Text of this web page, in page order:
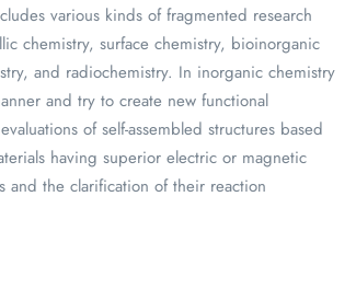
various kinds of fragmented research
chemistry, surface chemistry, bioinorganic
and radiochemistry. In inorganic chemistry
and try to create new functional
of self-assembled structures based
having superior electric or magnetic
and the clarification of their reaction